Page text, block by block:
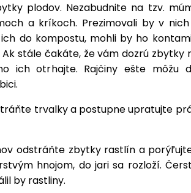
plodov. Nezabudnite na tzv.
a kríkoch. Prezimovali by v
do kompostu, mohli by ho
stále čakáte, že vám dozrú zbytky
ich otrhajte. Rajčiny ešte môžu
trvalky a postupne upratujte
odstráňte zbytky rastlín a
hnojom, do jari sa rozloží.
by rastliny.